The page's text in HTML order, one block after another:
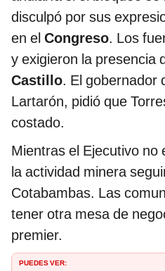
disculpó por sus
en el Congreso. Los
y exigieron la presencia
Castillo. El gobernador
Lartarón, pidió que
costado.
Mientras el Ejecutivo no
la actividad minera
Cotabambas. Las
tener otra mesa de
premier.
PUEDES VER: